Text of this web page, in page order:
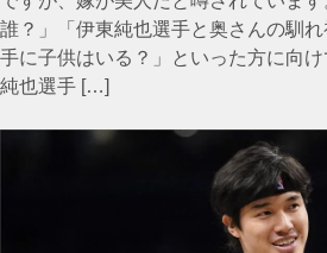
誰？」「伊東純也選手と奥さんの馴
手に子供はいる？」といった方に向
純也選手 […]